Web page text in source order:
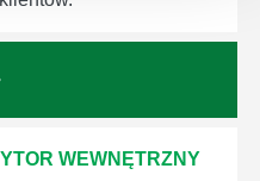
WEWNĘTRZNY